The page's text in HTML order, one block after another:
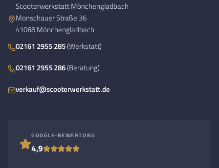
Scooterwerkstatt Mönchengladbach
Monschauer Straße 36
41068 Mönchengladbach
02161 2955 285(Werkstatt)
02161 2955 286(Beratung)
verkauf@scooterwerkstatt.de
GOOGLE-BEWERTUNG
4,9